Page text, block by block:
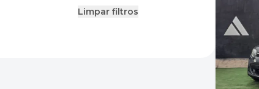
Limpar filtros